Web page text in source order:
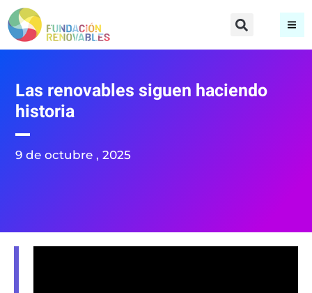
Las renovables siguen haciendo
historia
9 de octubre , 2025